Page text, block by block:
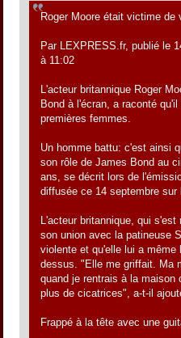
Roger Moore était victime de
Par LEXPRESS.fr, publié le
à 11:02
L'acteur britannique Roger
Bond à l'écran, a raconté
premières femmes.
Un homme battu: c'est ainsi
son rôle de James Bond au
ans, se décrit lors de
diffusée ce 14 septembre
L'acteur britannique, qui
son union avec la patineuse
violente et qu'elle lui a même
dessus. "Elle me griffait. Ma
quand je rentrais à la maison
plus de cicatrices", a-t-il
Frappé à la tête avec une